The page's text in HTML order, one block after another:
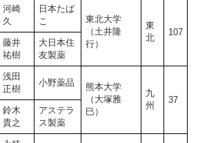
河崎
久
日本たば
こ
東北大学
（土井隆
行）
東
北
107
藤井
祐樹
大日本住
友製薬
浅田
正樹
小野薬品
熊本大学
（大塚雅
巳）
九
州
37
鈴木
貴之
アステラ
ス製薬